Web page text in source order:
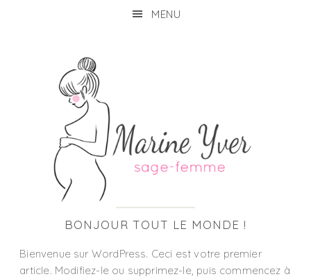
MENU
BONJOUR TOUT LE MONDE !
Bienvenue sur WordPress. Ceci est votre premier
article. Modifiez-le ou supprimez-le, puis commencez à